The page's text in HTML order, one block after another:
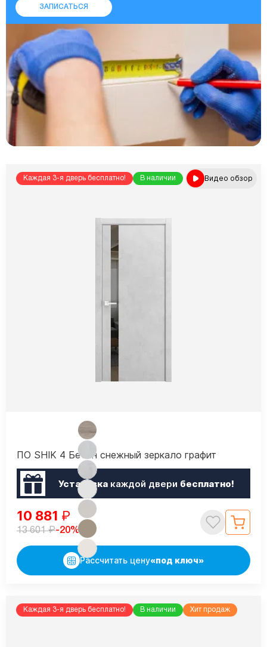
ЗАПИСАТЬСЯ
Каждая 3-я дверь бесплатно! В наличии Видео обзор
ПО SHIK 4 Бетон снежный зеркало графит
Установкакаждой двери бесплатно!
10 881 ₽
13 601₽-20%
Рассчитать цену«под ключ»
Каждая 3-я дверь бесплатно! В наличии Хит продаж